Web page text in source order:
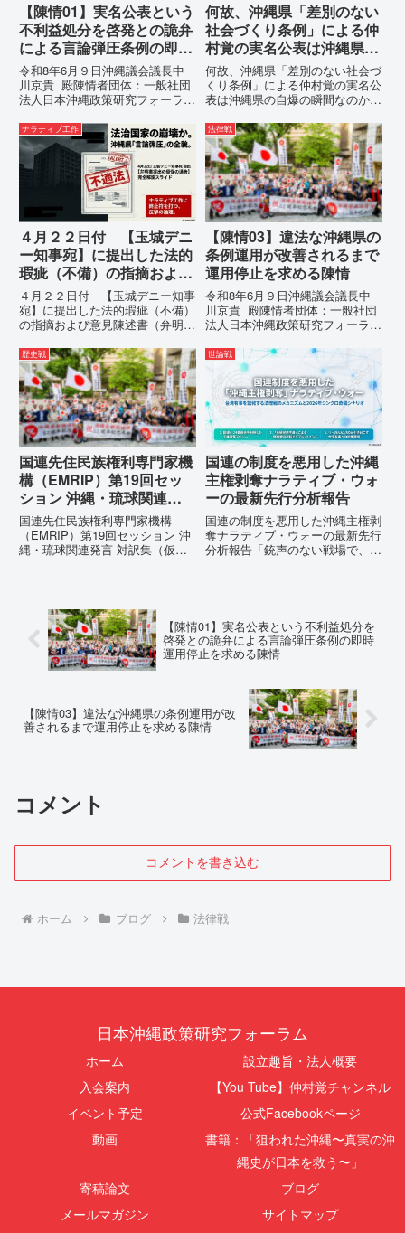
【陳情01】実名公表という
不利益処分を啓発との詭弁
による言論弾圧条例の即時
運用停止を求める陳情
令和8年6月９日沖縄議会議長中
川京貴 殿陳情者団体：一般社団
法人日本沖縄政策研究フォーラム
所：沖縄県那覇市電 話：
080- 実名公表という不利益処分
を啓発との詭弁による言論弾圧条
例の即時運用停止を求める陳情
何故、沖縄県「差別のない
社会づくり条例」による仲
村覚の実名公表は沖縄県の
自爆の瞬間なのか？その3
つの理由。
何故、沖縄県「差別のない社会づ
くり条例」による仲村覚の実名公
表は沖縄県の自爆の瞬間なのか？
強行しようとしている「仲村覚の
実名公表」。行政側はこの行為
を、特定の個人を社会的制裁に追
い込むための「仕上げ」だと考え
て...
ナラティブ工作
４月２２日付 【玉城デニ
ー知事宛】に提出した法的
瑕疵（不備）の指摘および
意見陳述書（弁明書）提出
の留保の通告
４月２２日付 【玉城デニー知事
宛】に提出した法的瑕疵（不備）
の指摘および意見陳述書（弁明
に、玉城デニー宛に以下の違法状
態の指摘と意見陳述（弁明）留保
の通告を行いました。沖縄県は、
この時は、違法を認めて軌道修正
す...
法律戦
【陳情03】違法な沖縄県の
条例運用が改善されるまで
運用停止を求める陳情
令和8年6月９日沖縄議会議長中
川京貴 殿陳情者団体：一般社団
法人日本沖縄政策研究フォーラム
所：沖縄県那覇市電 話：080-違
法な沖縄県の条例運用が改善され
るまで運用停止を求める陳情陳情
の趣旨沖縄県は、「沖縄県...
歴史戦
国連先住民族権利専門家機
構（EMRIP）第19回セッ
ション 沖縄・琉球関連発
言 対訳集（仮訳）
国連先住民族権利専門家機構
（EMRIP）第19回セッション 沖
縄・琉球関連発言 対訳集（仮
定、PFAS（有機フッ素化合物）
問題、米軍基地、伝統文化（...
世論戦
国連の制度を悪用した沖縄
主権剥奪ナラティブ・ウォ
ーの最新先行分析報告
国連の制度を悪用した沖縄主権剥
奪ナラティブ・ウォーの最新先行
分析報告「銃声のない戦場で、日
巧妙な「言説（ナラティブ）」が
張...
【陳情01】実名公表という不利益処分を
啓発との詭弁による言論弾圧条例の即時
運用停止を求める陳情
【陳情03】違法な沖縄県の条例運用が改
善されるまで運用停止を求める陳情
コメント
コメントを書き込む
ホーム ブログ 法律戦
日本沖縄政策研究フォーラム
ホーム
設立趣旨・法人概要
入会案内
【You Tube】仲村覚チャンネル
イベント予定
公式Facebookページ
動画
書籍：「狙われた沖縄〜真実の沖
縄史が日本を救う〜」
寄稿論文
ブログ
メールマガジン
サイトマップ